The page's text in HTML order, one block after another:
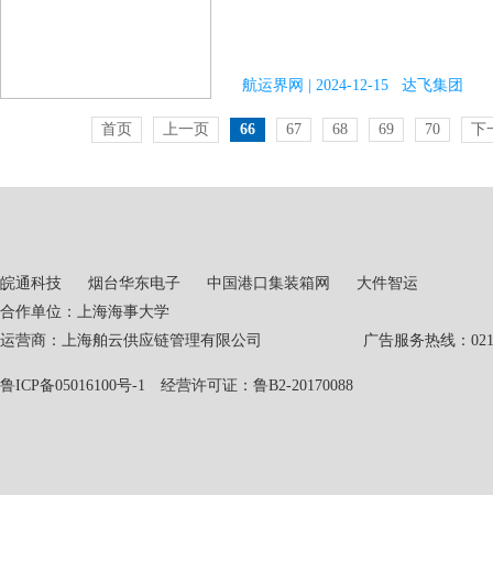
航运界网 | 2024-12-15 达飞集团
首页 上一页 66 67 68 69 70 下
皖通科技 烟台华东电子 中国港口集装箱网
大件智运
合作单位：上海海事大学
运营商：上海舶云供应链管理有限公司 广告服务热线：021-
鲁ICP备05016100号-1 经营许可证：鲁B2-20170088